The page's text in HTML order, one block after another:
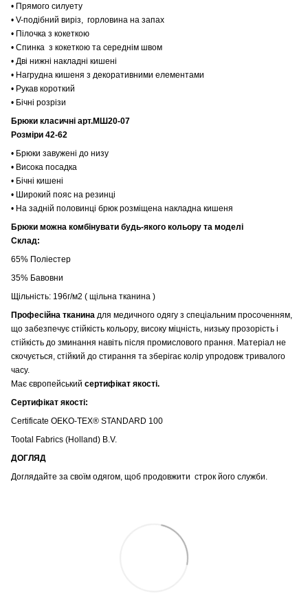
• Прямого силуету
• V-подібний виріз, горловина на запах
• Пілочка з кокеткою
• Спинка з кокеткою та середнім швом
• Дві нижні накладні кишені
• Нагрудна кишеня з декоративними елементами
• Рукав короткий
• Бічні розрізи
Брюки класичні арт.МШ20-07
Розміри 42-62
• Брюки завужені до низу
• Висока посадка
• Бічні кишені
• Широкий пояс на резинці
• На задній половинці брюк розміщена накладна кишеня
Брюки можна комбінувати будь-якого кольору та моделі
Склад:
65% Поліестер
35% Бавовни
Щільність: 196г/м2 ( щільна тканина )
Професійна тканина для медичного одягу з спеціальним просоченням,
що забезпечує стійкість кольору, високу міцність, низьку прозорість і
стійкість до зминання навіть після промислового прання. Матеріал не
скочується, стійкий до стирання та зберігає колір упродовж тривалого
часу.
Має європейський сертифікат якості.
Сертифікат якості:
Certificate OEKO-TEX® STANDARD 100
Tootal Fabrics (Holland) B.V.
ДОГЛЯД
Доглядайте за своїм одягом, щоб продовжити строк його служби.